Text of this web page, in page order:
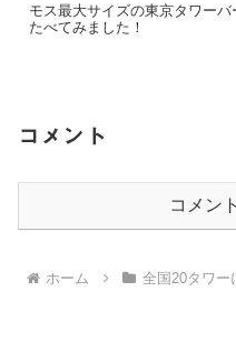
モス最大サイズの東京タワーバ
たべてみました！
コメント
コメン
ホーム 全国20タワー